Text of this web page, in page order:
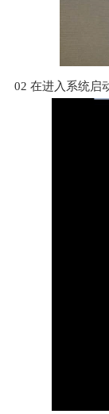
02 在进入系统启